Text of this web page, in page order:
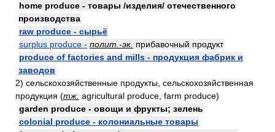
home produce - товары /изделия/ отечественного
производства
raw produce - сырьё
surplus produce - полит.-эк. прибавочный продукт
produce of factories and mills - продукция фабрик и
заводов
2) сельскохозяйственные продукты, сельскохозяйственная
продукция (тж. agricultural produce, farm produce)
garden produce - овощи и фрукты; зелень
colonial produce - колониальные товары